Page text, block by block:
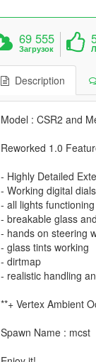
69 555
Загрузок
Description
Model : CSR2 and
Reworked 1.0
- Highly Detailed
- Working digital
- all lights
- breakable glass
- hands on steering
- glass tints working
- dirtmap
- realistic handling
**+ Vertex Ambient
Spawn Name : mcst